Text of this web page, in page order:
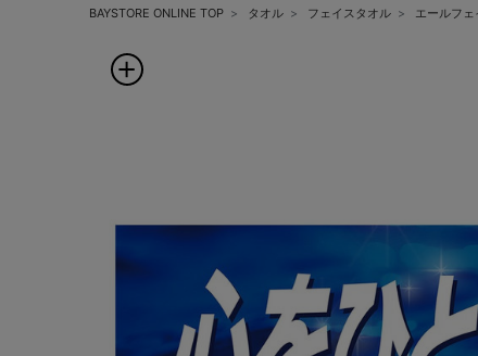
BAYSTORE ONLINE TOP タオル フェイスタオル エールフ